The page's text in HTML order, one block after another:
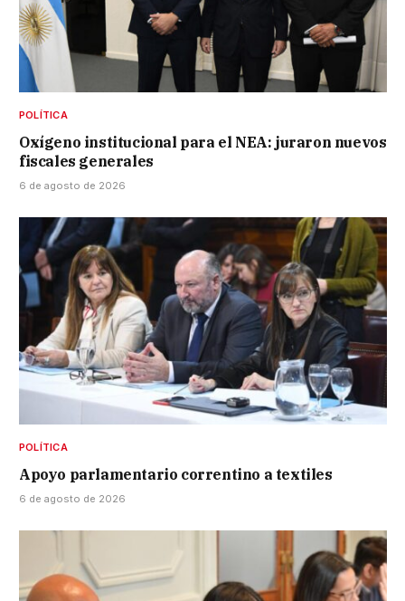
POLÍTICA
Oxígeno institucional para el NEA: juraron nuevos
fiscales generales
6 de agosto de 2026
POLÍTICA
Apoyo parlamentario correntino a textiles
6 de agosto de 2026